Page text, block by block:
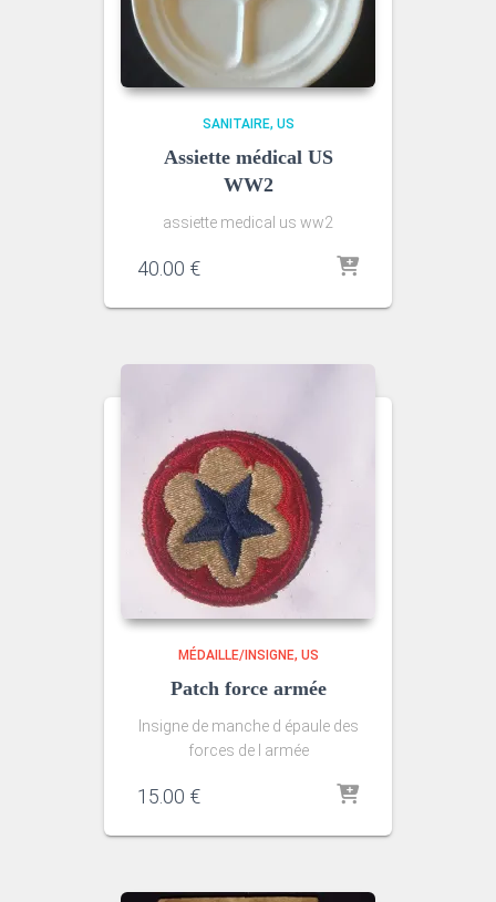
SANITAIRE US
Assiette médical US
WW2
assiette medical us ww2
40.00 €
MÉDAILLE/INSIGNE US
Patch force armée
Insigne de manche d épaule des
forces de l armée
15.00 €